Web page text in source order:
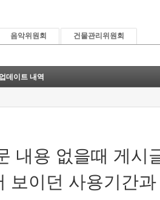
음악위원회 건물관리위원회
데이트 내역
내용 없을때 게시
보이던 사용기간